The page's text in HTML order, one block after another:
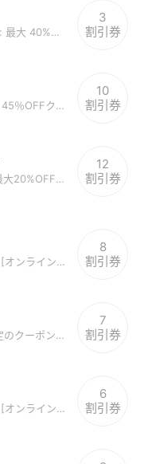
VOLCOMのファッション : 最大 40%オフのセール
3
割引券
MyProtein【限定セール】45％OFFクーポン [BLACK FRIDAY]
10
割引券
[オンラインストア限定] 最大20%OFFクーポン
12
割引券
10%クーポンプレゼント!! [オンラインストア限定]
8
割引券
LINEお友達登録で会員限定のクーポンゲット
7
割引券
10%クーポンプレゼント!! [オンラインストア限定]
6
割引券